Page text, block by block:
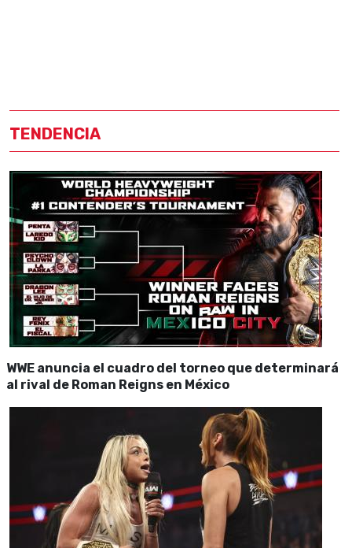
TENDENCIA
WWE anuncia el cuadro del torneo que determinará
al rival de Roman Reigns en México